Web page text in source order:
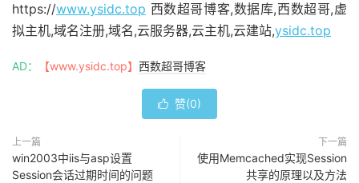
https://www.ysidc.top 西数超哥博客,数据库,西数超哥,虚
拟主机,域名注册,域名,云服务器,云主机,云建站,ysidc.top
AD： 【www.ysidc.top】 西数超哥博客
 赞(0)
上一篇
win2003中iis与asp设置
Session会话过期时间的问题
下一篇
使用Memcached实现Session
共享的原理以及方法